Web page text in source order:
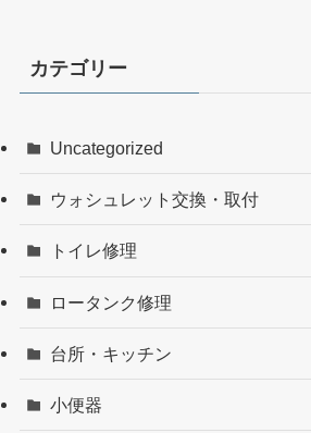
カテゴリー
Uncategorized
ウォシュレット交換・取付
トイレ修理
ロータンク修理
台所・キッチン
小便器